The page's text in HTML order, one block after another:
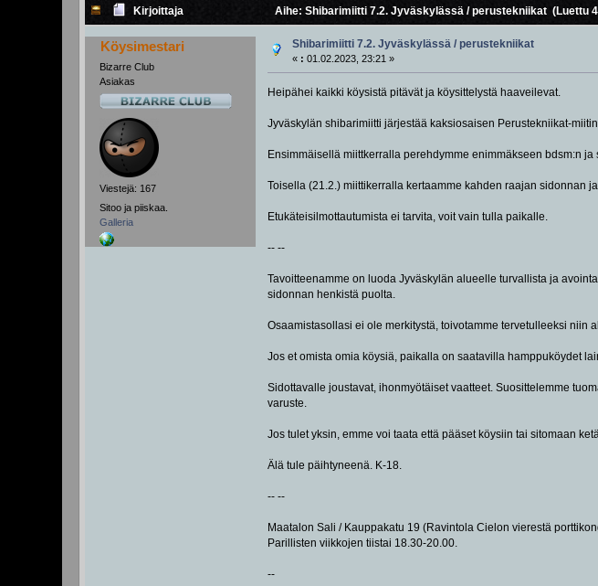
Kirjoittaja Aihe: Shibarimiitti 7.2. Jyväskylässä / perustekniikat (Luettu
Köysimestari
Bizarre Club
Asiakas
Viestejä: 167
Sitoo ja piiskaa.
Galleria
Shibarimiitti 7.2. Jyväskylässä / perustekniikat
« : 01.02.2023, 23:21 »
Heipähei kaikki köysistä pitävät ja köysittelystä haaveilevat.
Jyväskylän shibarimiitti järjestää kaksiosaisen Perustekniikat-
Ensimmäisellä miittkerralla perehdymme enimmäkseen bdsm:n
Toisella (21.2.) miittikerralla kertaamme kahden raajan sidonnan
Etukäteisilmottautumista ei tarvita, voit vain tulla paikalle.
-- --
Tavoitteenamme on luoda Jyväskylän alueelle turvallista ja
sidonnan henkistä puolta.
Osaamistasollasi ei ole merkitystä, toivotamme tervetulleeksi niin
Jos et omista omia köysiä, paikalla on saatavilla hamppuköydet
Sidottavalle joustavat, ihonmyötäiset vaatteet. Suosittelemme
varuste.
Jos tulet yksin, emme voi taata että pääset köysiin tai sitomaan
Älä tule päihtyneenä. K-18.
-- --
Maatalon Sali / Kauppakatu 19 (Ravintola Cielon vierestä
Parillisten viikkojen tiistai 18.30-20.00.
--